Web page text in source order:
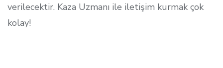
verilecektir. Kaza Uzmanı ile iletişim kurmak çok
kolay!